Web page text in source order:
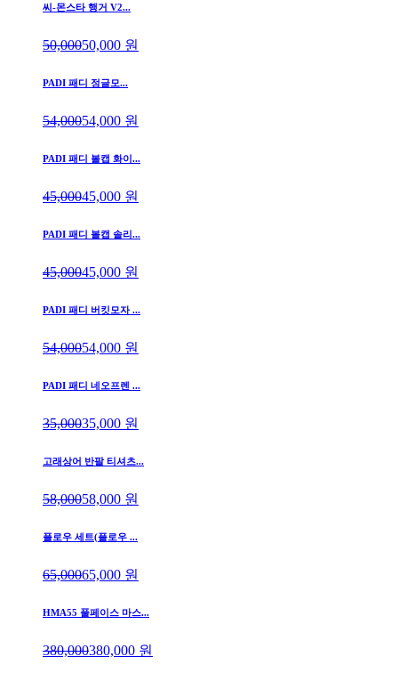
씨-몬스타 행거 V2...
50,00050,000 원
PADI 패디 정글모...
54,00054,000 원
PADI 패디 볼캡 화이...
45,00045,000 원
PADI 패디 볼캡 솔리...
45,00045,000 원
PADI 패디 버킷모자 ...
54,00054,000 원
PADI 패디 네오프렌 ...
35,00035,000 원
고래상어 반팔 티셔츠...
58,00058,000 원
플로우 세트(플로우 ...
65,00065,000 원
HMA55 풀페이스 마스...
380,000380,000 원